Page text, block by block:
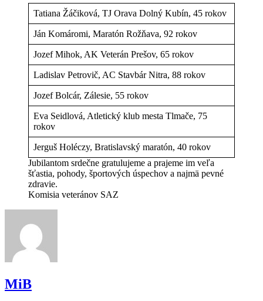
Tatiana Žáčiková, TJ Orava Dolný Kubín, 45 rokov
Ján Komáromi, Maratón Rožňava, 92 rokov
Jozef Mihok, AK Veterán Prešov, 65 rokov
Ladislav Petrovič, AC Stavbár Nitra, 88 rokov
Jozef Bolcár, Zálesie, 55 rokov
Eva Seidlová, Atletický klub mesta Tlmače, 75
rokov
Jerguš Holéczy, Bratislavský maratón, 40 rokov
Jubilantom srdečne gratulujeme a prajeme im veľa
šťastia, pohody, športových úspechov a najmä pevné
zdravie.
Komisia veteránov SAZ
MiB